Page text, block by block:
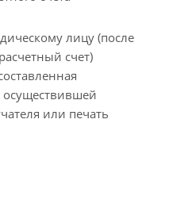
лицу (после
счет)
или печать